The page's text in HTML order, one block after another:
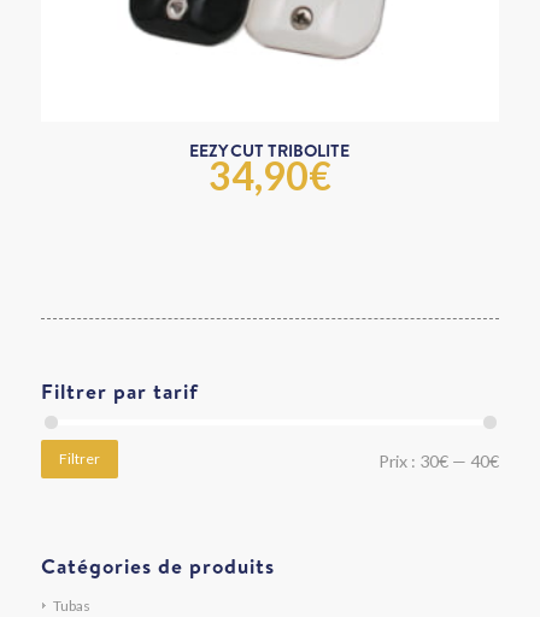
EEZY CUT TRIBOLITE
34,90€
Filtrer par tarif
Filtrer Prix : 30€ — 40€
Catégories de produits
Tubas